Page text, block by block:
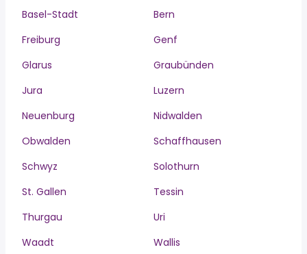
Basel-Stadt
Bern
Freiburg
Genf
Glarus
Graubünden
Jura
Luzern
Neuenburg
Nidwalden
Obwalden
Schaffhausen
Schwyz
Solothurn
St. Gallen
Tessin
Thurgau
Uri
Waadt
Wallis